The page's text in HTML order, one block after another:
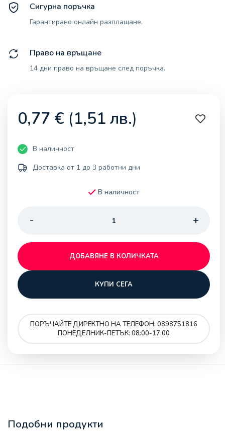
Сигурна поръчка
Гарантирано онлайн разплащане.
Право на връщане
14 дни право на връщане след поръчка.
0,77 € (1,51 лв.)
В наличност
Доставка от 1 до 3 работни дни
В наличност
ДОБАВЯНЕ В КОЛИЧКАТА
КУПИ СЕГА
ПОРЪЧАЙТЕ ДИРЕКТНО НА ТЕЛЕФОН: 0898751816
ПОНЕДЕЛНИК-ПЕТЪК: 08:00-17:00
Подобни продукти